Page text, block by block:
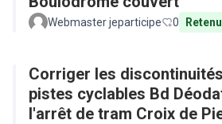
Webmaster jeparticipe 0
Corriger les
pistes cyclables Bd
l'arrêt de tram Croix de